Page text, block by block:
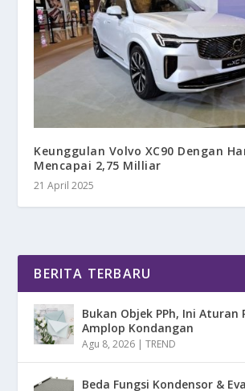
Keunggulan Volvo XC90 Dengan
Mencapai 2,75 Milliar
21 April 2025
BERITA TERBARU
Bukan Objek PPh, Ini Aturan
Amplop Kondangan
Agu 8, 2026 |TREND
Beda Fungsi Kondensor &